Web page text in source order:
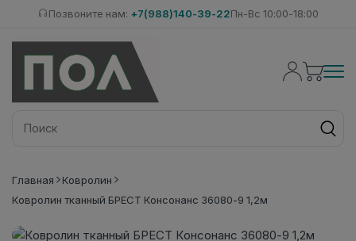
Позвоните нам: +7(988)140-39-22Пн-Вс 10:00-18:00
Главная
Ковролин
Ковролин тканный БРЕСТ Консонанс 36080-9 1,2м